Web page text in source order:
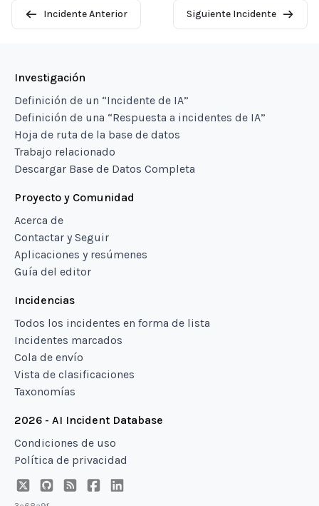
Incidente Anterior Siguiente Incidente
Investigación
Definición de un “Incidente de IA”
Definición de una “Respuesta a incidentes de IA”
Hoja de ruta de la base de datos
Trabajo relacionado
Descargar Base de Datos Completa
Proyecto y Comunidad
Acerca de
Contactar y Seguir
Aplicaciones y resúmenes
Guía del editor
Incidencias
Todos los incidentes en forma de lista
Incidentes marcados
Cola de envío
Vista de clasificaciones
Taxonomías
2026 - AI Incident Database
Condiciones de uso
Política de privacidad